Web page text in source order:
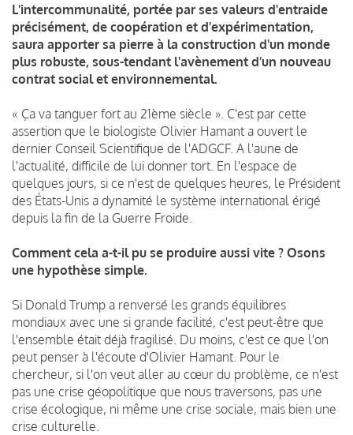
L'intercommunalité, portée par ses valeurs d'entraide
précisément, de coopération et d'expérimentation,
saura apporter sa pierre à la construction d'un monde
plus robuste, sous-tendant l'avènement d'un nouveau
contrat social et environnemental.
« Ça va tanguer fort au 21ème siècle ». C'est par cette
assertion que le biologiste Olivier Hamant a ouvert le
dernier Conseil Scientifique de l'ADGCF. A l'aune de
l'actualité, difficile de lui donner tort. En l'espace de
quelques jours, si ce n'est de quelques heures, le Président
des États-Unis a dynamité le système international érigé
depuis la fin de la Guerre Froide.
Comment cela a-t-il pu se produire aussi vite ? Osons
une hypothèse simple.
Si Donald Trump a renversé les grands équilibres
mondiaux avec une si grande facilité, c'est peut-être que
l'ensemble était déjà fragilisé. Du moins, c'est ce que l'on
peut penser à l'écoute d'Olivier Hamant. Pour le
chercheur, si l'on veut aller au cœur du problème, ce n'est
pas une crise géopolitique que nous traversons, pas une
crise écologique, ni même une crise sociale, mais bien une
crise culturelle.